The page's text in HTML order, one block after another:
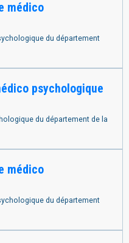
médico
du département
psychologique
du département de la
médico
du département